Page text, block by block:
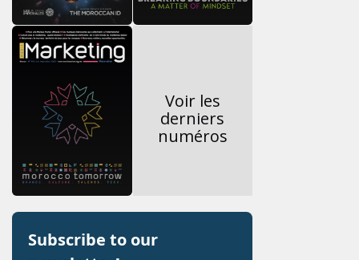
Voir les
derniers
numéros